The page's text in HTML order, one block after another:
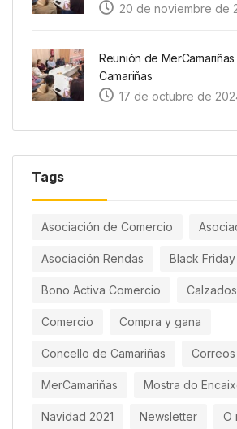
20 de noviembre de
Reunión de
Camariñas
17 de octubre de
Tags
Asociación de Comercio
Asociación Rendas Black Friday
Bono Activa Comercio
Comercio Compra y gana
Concello de Camariñas Correos
MerCamariñas Mostra do
Navidad 2021 Newsletter O